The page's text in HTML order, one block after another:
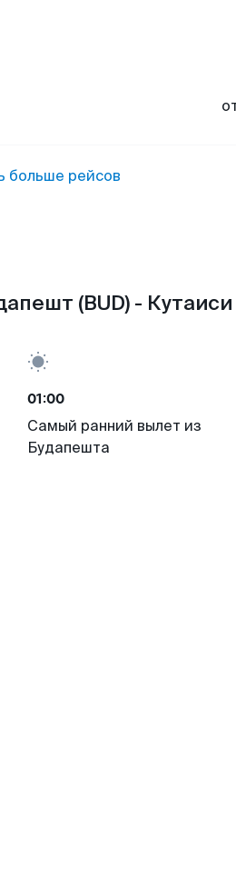
больше рейсов
(BUD) - Кутаиси
01:00
Самый ранний вылет из
Будапешта